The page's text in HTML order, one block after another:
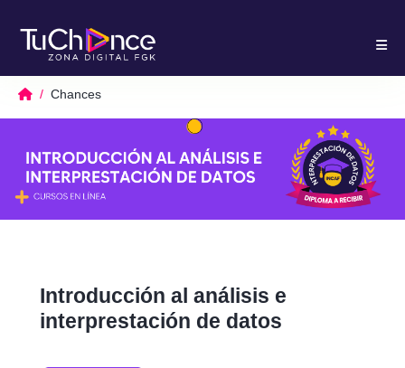
Chances
Introducción al análisis e
interprestación de datos